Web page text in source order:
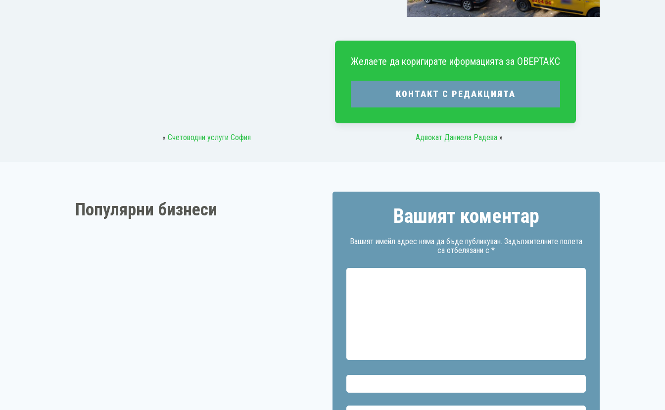
Желаете да коригирате иформацията за ОВЕРТАКС
КОНТАКТ С РЕДАКЦИЯТА
«Счетоводни услуги София Адвокат Даниела Радева»
Популярни бизнеси Вашият коментар
Вашият имейл адрес няма да бъде публикуван. Задължителните полета
са отбелязани с *